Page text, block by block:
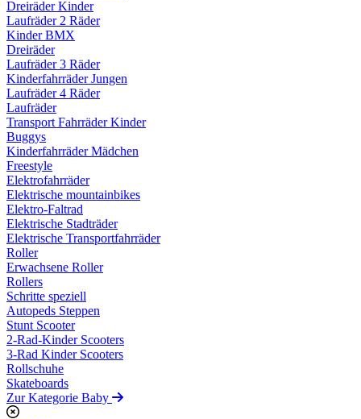
Dreiräder Kinder
Laufräder 2 Räder
Kinder BMX
Dreiräder
Laufräder 3 Räder
Kinderfahrräder Jungen
Laufräder 4 Räder
Laufräder
Transport Fahrräder Kinder
Buggys
Kinderfahrräder Mädchen
Freestyle
Elektrofahrräder
Elektrische mountainbikes
Elektro-Faltrad
Elektrische Stadträder
Elektrische Transportfahrräder
Roller
Erwachsene Roller
Rollers
Schritte speziell
Autopeds Steppen
Stunt Scooter
2-Rad-Kinder Scooters
3-Rad Kinder Scooters
Rollschuhe
Skateboards
Zur Kategorie Baby